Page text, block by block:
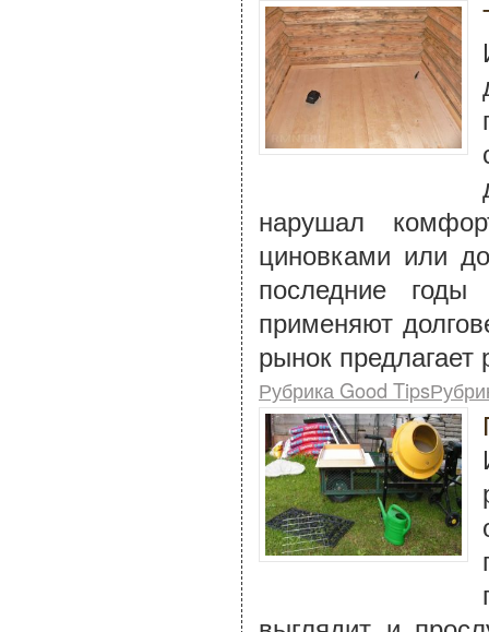
нарушал
циновками или
последние
применяют
рынок
Рубрика Good